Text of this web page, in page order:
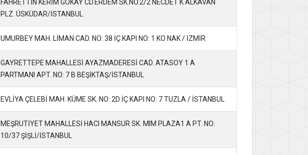
FAHRETTİN KERİM GÖKAY CD.ERDEM SK.NO.2/2 NECDET K ALKAVAN
PLZ. ÜSKÜDAR/İSTANBUL
UMURBEY MAH. LİMAN CAD. NO: 38 İÇ KAPI NO: 1 KO NAK / İZMİR
GAYRETTEPE MAHALLESİ AYAZMADERESİ CAD. ATASOY 1 A
PARTMANI APT. NO: 7 B BEŞİKTAŞ/İSTANBUL
EVLİYA ÇELEBİ MAH. KÜME SK. NO: 2D İÇ KAPI NO: 7 TUZLA / İSTANBUL
MEŞRUTİYET MAHALLESİ HACI MANSUR SK. MIM PLAZA1 A PT. NO:
10/37 ŞİŞLİ/İSTANBUL